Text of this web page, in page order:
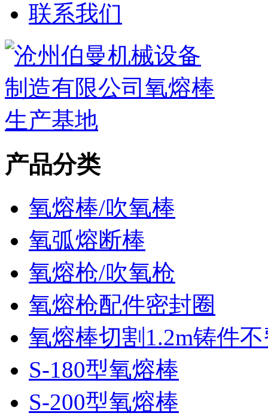
联系我们
产品分类
氧熔棒/吹氧棒
氧弧熔断棒
氧熔枪/吹氧枪
氧熔枪配件密封圈
氧熔棒切割1.2m铸件
S-180型氧熔棒
S-200型氧熔棒